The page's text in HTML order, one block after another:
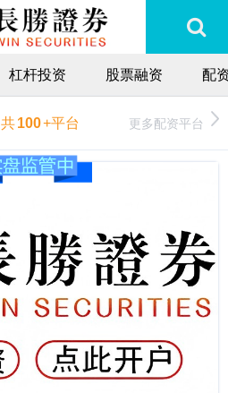
杠杆投资 股票融资 配
共100+平台 更多配资平台